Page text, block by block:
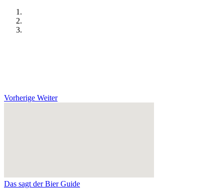
Vorherige Weiter
Das sagt der Bier Guide